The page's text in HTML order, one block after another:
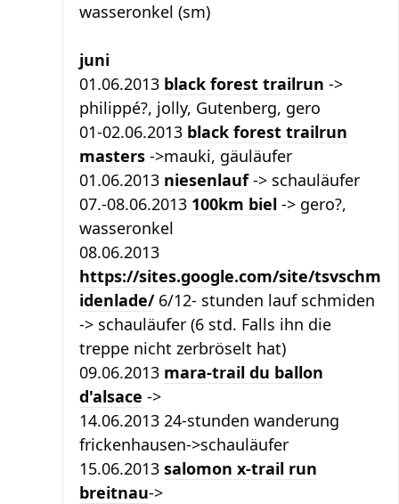
wasseronkel (sm)
juni
01.06.2013 black forest trailrun ->
philippé?, jolly, Gutenberg, gero
01-02.06.2013 black forest trailrun
masters ->mauki, gäuläufer
01.06.2013 niesenlauf-> schauläufer
07.-08.06.2013 100km biel -> gero?,
wasseronkel
08.06.2013
https://sites.google.com/site/tsvschm
idenlade/6/12- stunden lauf schmiden
-> schauläufer (6 std. Falls ihn die
treppe nicht zerbröselt hat)
09.06.2013 mara-trail du ballon
d'alsace ->
14.06.2013 24-stunden wanderung
frickenhausen->schauläufer
15.06.2013 salomon x-trail run
breitnau->